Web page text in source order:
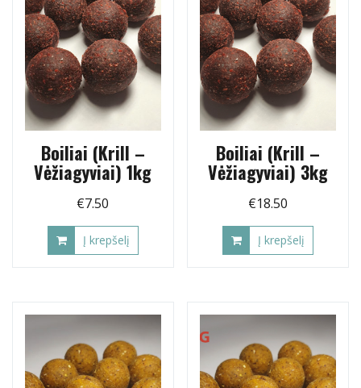
Boiliai (Krill –
Vėžiagyviai) 1kg
€7.50
Į krepšelį
Boiliai (Krill –
Vėžiagyviai) 3kg
€18.50
Į krepšelį